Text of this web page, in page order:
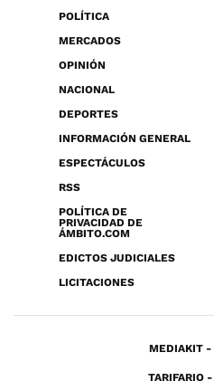
POLÍTICA
MERCADOS
OPINIÓN
NACIONAL
DEPORTES
INFORMACIÓN GENERAL
ESPECTÁCULOS
RSS
POLÍTICA DE
PRIVACIDAD DE
ÁMBITO.COM
EDICTOS JUDICIALES
LICITACIONES
MEDIAKIT
TARIFARIO